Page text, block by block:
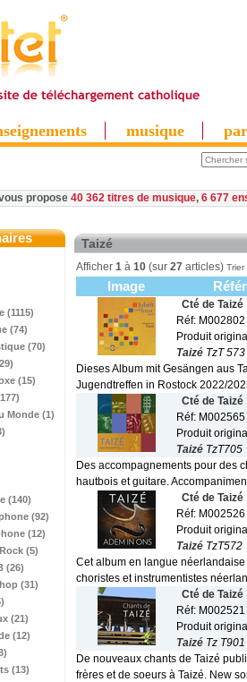
musique
propose 40 362 titres de musique, 6 677
(1115)
(74)
(70)
(15)
Monde (1)
(140)
(92)
(12)
(5)
(26)
(31)
(21)
(12)
(13)
Taizé
Afficher 1 à 10 (sur 27 articles) Trier
Image
Cté de Taizé
Réf: M002802
Produit
Taizé TzT 573
Dieses Album mit Gesängen aus
Jugendtreffen in Rostock 2022/
Cté de Taizé
Réf: M002565
Produit
Taizé TzT705
Des accompagnements pour des
hautbois et guitare.
Cté de Taizé
Réf: M002526
Produit
Taizé TzT572
Cet album en langue
choristes et instrumentistes
Cté de Taizé
Réf: M002521
Produit
Taizé Tz T901
De nouveaux chants de Taizé
frères et de soeurs à Taizé. New